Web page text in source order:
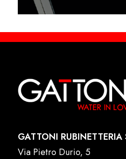
GATTONI RUBINETTERIA
Via Pietro Durio, 5